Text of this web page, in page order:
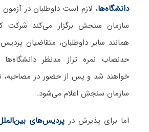
دانشگاه‌ها، لازم است داوطلبان در
سازمان سنجش برگزار می‌کند شرکت
همانند سایر داوطلبان، متقاضیان
حدنصاب نمره تراز مدنظر
خواهند شد و پس از حضور در مصاحبه،
سازمان سنجش اعلام می‌شود.
اما برای پذیرش در پردیس‌های